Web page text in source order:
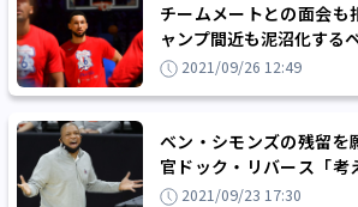
チームメートとの面会も
ャンプ間近も泥沼化する
2021/09/26 12:49
ベン・シモンズの残留を
官ドック・リバース「考
ると願っている」
2021/09/23 17:30